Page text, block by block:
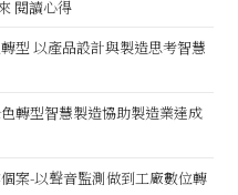
閱讀心得
型 以產品設計與製造思考智慧
轉型智慧製造協助製造業達成
案-以聲音監測做到工廠數位轉